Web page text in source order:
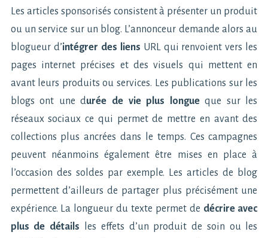
Les articles sponsorisés consistent à présenter un produit
ou un service sur un blog. L’annonceur demande alors au
blogueur d’intégrer des liens URL qui renvoient vers les
pages internet précises et des visuels qui mettent en
avant leurs produits ou services. Les publications sur les
blogs ont une durée de vie plus longueque sur les
réseaux sociaux ce qui permet de mettre en avant des
collections plus ancrées dans le temps. Ces campagnes
peuvent néanmoins également être mises en place à
l’occasion des soldes par exemple. Les articles de blog
permettent d’ailleurs de partager plus précisément une
expérience. La longueur du texte permet de décrire avec
plus de détails les effets d’un produit de soin ou les